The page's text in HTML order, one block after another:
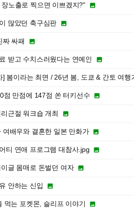
노출로 찍으면 이쁘겠지?" 
많았던 축구심판 
짜 싸패 
받고 수치스러웠다는 연예인 
] 봄이라는 최면 / 26년 봄, 도쿄 & 간토 여행
점 만점에 147점 쏜 터키선수 
근절 워크숍 개최 
여배우와 결혼한 일본 만화가 
티 연애 프로그램 대참사.jpg 
글 몸매로 돈벌던 여자 
안하는 신입 
먹는 포켓몬, 슬리프 이야기 